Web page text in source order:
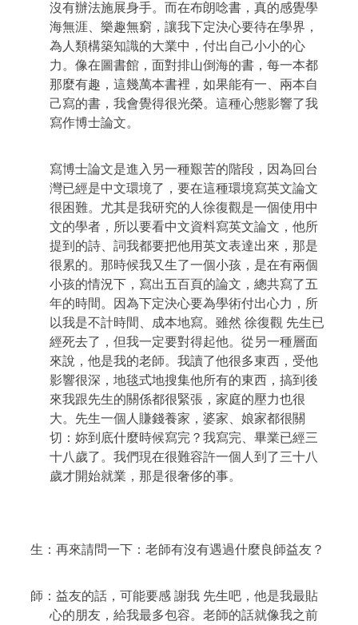
沒有辦法施展身手。而在布朗唸書，真的感覺學
海無涯、樂趣無窮，讓我下定決心要待在學界，
為人類構築知識的大業中，付出自己小小的心
力。像在圖書館，面對排山倒海的書，每一本都
那麼有趣，這幾萬本書裡，如果能有一、兩本自
己寫的書，我會覺得很光榮。這種心態影響了我
寫作博士論文。
寫博士論文是進入另一種艱苦的階段，因為回台
灣已經是中文環境了，要在這種環境寫英文論文
很困難。尤其是我研究的人徐復觀是一個使用中
文的學者，所以要看中文資料寫英文論文，他所
提到的詩、詞我都要把他用英文表達出來，那是
很累的。那時候我又生了一個小孩，是在有兩個
小孩的情況下，寫出五百頁的論文，總共寫了五
年的時間。因為下定決心要為學術付出心力，所
以我是不計時間、成本地寫。雖然 徐復觀 先生已
經死去了，但我一定要對得起他。從另一種層面
來說，他是我的老師。我讀了他很多東西，受他
影響很深，地毯式地搜集他所有的東西，搞到後
來我跟先生的關係都很緊張，家庭的壓力也很
大。先生一個人賺錢養家，婆家、娘家都很關
切：妳到底什麼時候寫完？我寫完、畢業已經三
十八歲了。我們現在很難容許一個人到了三十八
歲才開始就業，那是很奢侈的事。
生：再來請問一下：老師有沒有遇過什麼良師益友？
師：益友的話，可能要感 謝我 先生吧，他是我最貼
心的朋友，給我最多包容。老師的話就像我之前